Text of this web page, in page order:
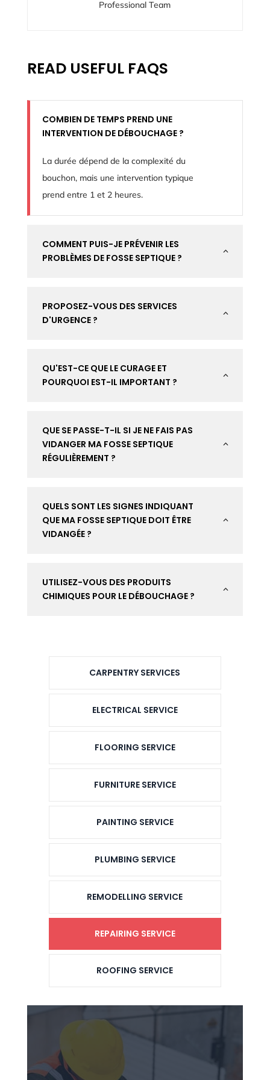
Professional Team
READ USEFUL FAQS
COMBIEN DE TEMPS PREND UNE
INTERVENTION DE DÉBOUCHAGE ?
La durée dépend de la complexité du
bouchon, mais une intervention typique
prend entre 1 et 2 heures.
2
COMMENT PUIS-JE PRÉVENIR LES
PROBLÈMES DE FOSSE SEPTIQUE ?
2
PROPOSEZ-VOUS DES SERVICES
D'URGENCE ?
2
QU'EST-CE QUE LE CURAGE ET
POURQUOI EST-IL IMPORTANT ?
2
QUE SE PASSE-T-IL SI JE NE FAIS PAS
VIDANGER MA FOSSE SEPTIQUE
RÉGULIÈREMENT ?
2
QUELS SONT LES SIGNES INDIQUANT
QUE MA FOSSE SEPTIQUE DOIT ÊTRE
VIDANGÉE ?
2
UTILISEZ-VOUS DES PRODUITS
CHIMIQUES POUR LE DÉBOUCHAGE ?
CARPENTRY SERVICES
ELECTRICAL SERVICE
FLOORING SERVICE
FURNITURE SERVICE
PAINTING SERVICE
PLUMBING SERVICE
REMODELLING SERVICE
REPAIRING SERVICE
ROOFING SERVICE